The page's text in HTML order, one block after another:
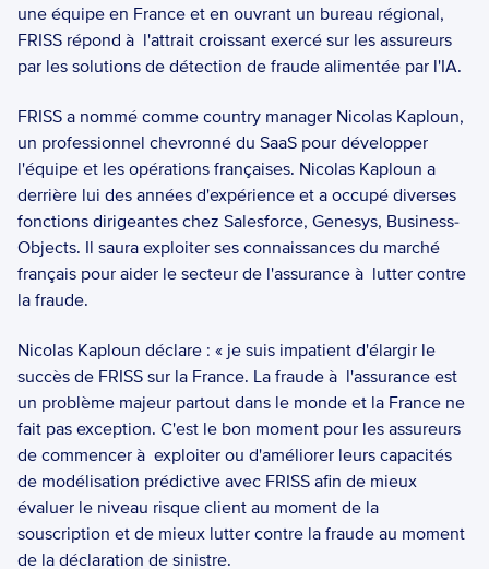
une équipe en France et en ouvrant un bureau régional,
FRISS répond à  l'attrait croissant exercé sur les assureurs
par les solutions de détection de fraude alimentée par l'IA.
FRISS a nommé comme country manager Nicolas Kaploun,
un professionnel chevronné du SaaS pour développer
l'équipe et les opérations françaises. Nicolas Kaploun a
derrière lui des années d'expérience et a occupé diverses
fonctions dirigeantes chez Salesforce, Genesys, Business-
Objects. Il saura exploiter ses connaissances du marché
français pour aider le secteur de l'assurance à  lutter contre
la fraude.
Nicolas Kaploun déclare : « je suis impatient d'élargir le
succès de FRISS sur la France. La fraude à  l'assurance est
un problème majeur partout dans le monde et la France ne
fait pas exception. C'est le bon moment pour les assureurs
de commencer à  exploiter ou d'améliorer leurs capacités
de modélisation prédictive avec FRISS afin de mieux
évaluer le niveau risque client au moment de la
souscription et de mieux lutter contre la fraude au moment
de la déclaration de sinistre.